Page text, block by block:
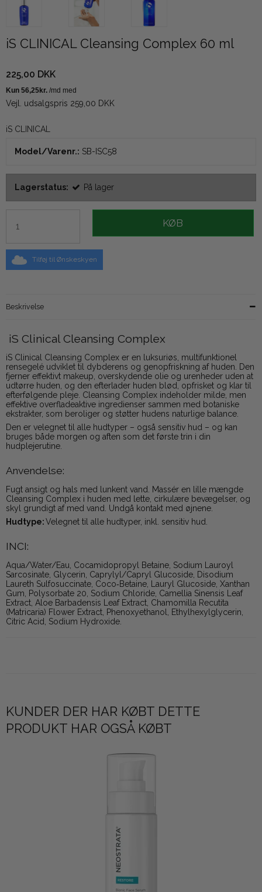
iS CLINICAL Cleansing Complex 60 ml
225,00 DKK
Vejl. udsalgspris 259,00 DKK
iS CLINICAL
Model/Varenr.: SB-ISC58
Lagerstatus: På lager
KØB
Tilføj til Ønskeskyen
Beskrivelse
iS Clinical Cleansing Complex
iS Clinical Cleansing Complex er en luksuriøs, multifunktionel
rensegelé udviklet til dybderens og genopfriskning af huden. Den
fjerner effektivt makeup, overskydende olie og urenheder uden at
udtørre huden, og den efterlader huden blød, opfrisket og klar til
efterfølgende pleje. Cleansing Complex indeholder milde, men
effektive overfladeaktive ingredienser sammen med botaniske
ekstrakter, som beroliger og støtter hudens naturlige balance.
Den er velegnet til alle hudtyper – også sensitiv hud – og kan
bruges både morgen og aften som det første trin i din
hudplejerutine.
Anvendelse:
Fugt ansigt og hals med lunkent vand. Massér en lille mængde
Cleansing Complex i huden med lette, cirkulære bevægelser, og
skyl grundigt af med vand. Undgå kontakt med øjnene.
Hudtype:Velegnet til alle hudtyper, inkl. sensitiv hud.
INCI:
Aqua/Water/Eau, Cocamidopropyl Betaine, Sodium Lauroyl
Sarcosinate, Glycerin, Caprylyl/Capryl Glucoside, Disodium
Laureth Sulfosuccinate, Coco‑Betaine, Lauryl Glucoside, Xanthan
Gum, Polysorbate 20, Sodium Chloride, Camellia Sinensis Leaf
Extract, Aloe Barbadensis Leaf Extract, Chamomilla Recutita
(Matricaria) Flower Extract, Phenoxyethanol, Ethylhexylglycerin,
Citric Acid, Sodium Hydroxide.
KUNDER DER HAR KØBT DETTE
PRODUKT HAR OGSÅ KØBT